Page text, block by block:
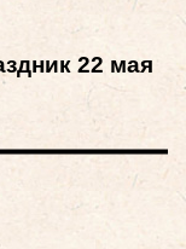
22 мая